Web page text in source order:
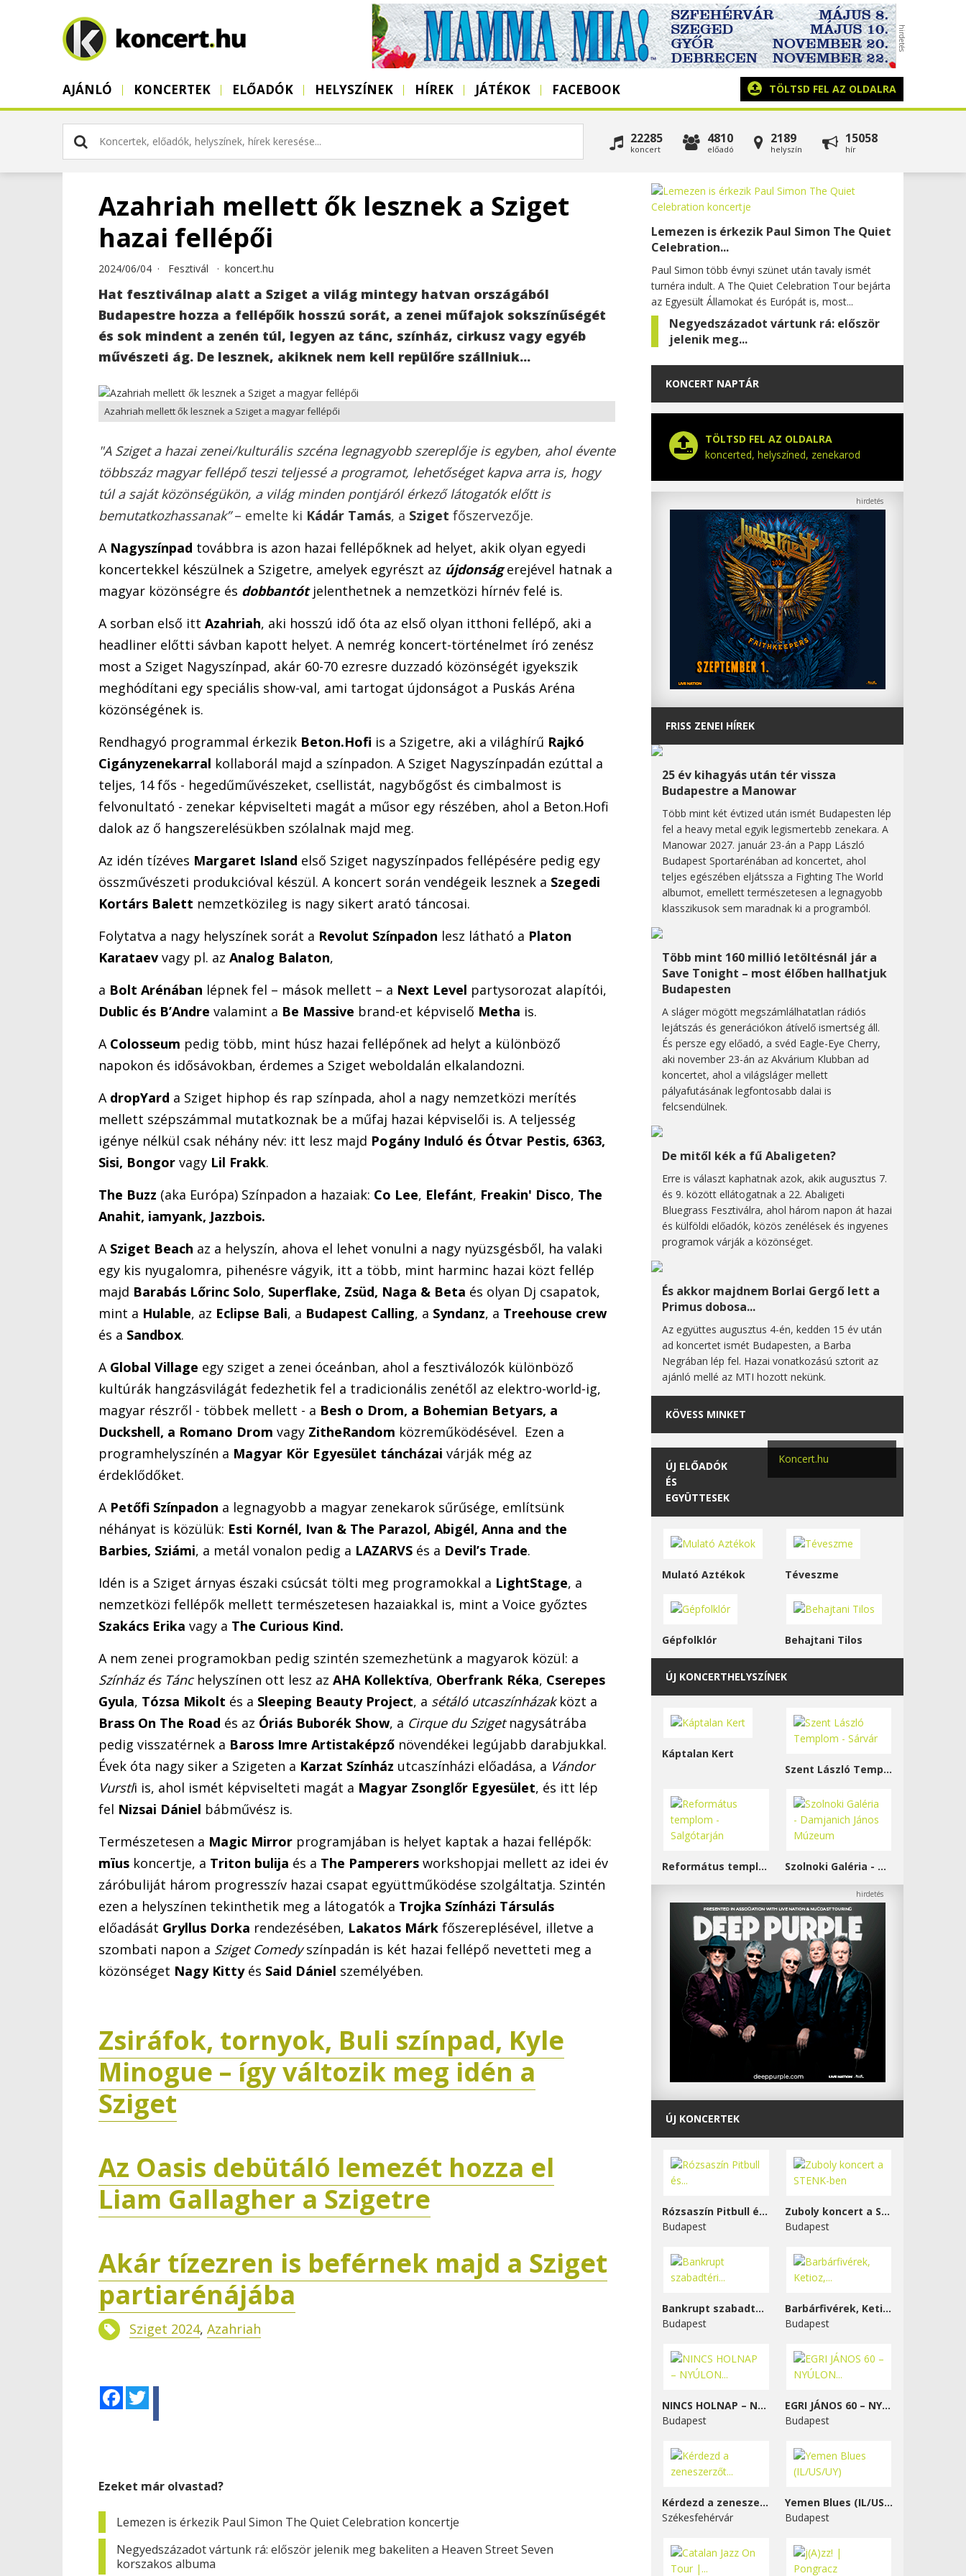
AJÁNLÓ KONCERTEK ELŐADÓK HELYSZÍNEK HÍREK JÁTÉKOK FACEBOOK TÖLTSD FEL AZ OLDALRA
22285
koncert
4810
előadó
2189
helyszín
15058
hír
Azahriah mellett ők lesznek a Sziget
hazai fellépői
2024/06/04 · Fesztivál · koncert.hu
Hat fesztiválnap alatt a Sziget a világ mintegy hatvan országából
Budapestre hozza a fellépőik hosszú sorát, a zenei műfajok sokszínűségét
és sok mindent a zenén túl, legyen az tánc, színház, cirkusz vagy egyéb
művészeti ág. De lesznek, akiknek nem kell repülőre szállniuk...
Azahriah mellett ők lesznek a Sziget a magyar fellépői
"A Sziget a hazai zenei/kulturális szcéna legnagyobb szereplője is egyben, ahol évente
többszáz magyar fellépő teszi teljessé a programot, lehetőséget kapva arra is, hogy
túl a saját közönségükön, a világ minden pontjáról érkező látogatók előtt is
bemutatkozhassanak”– emelte ki Kádár Tamás, a Sziget főszervezője.
A Nagyszínpad továbbra is azon hazai fellépőknek ad helyet, akik olyan egyedi
koncertekkel készülnek a Szigetre, amelyek egyrészt az újdonságerejével hatnak a
magyar közönségre és dobbantótjelenthetnek a nemzetközi hírnév felé is.
A sorban első itt Azahriah, aki hosszú idő óta az első olyan itthoni fellépő, aki a
headliner előtti sávban kapott helyet. A nemrég koncert-történelmet író zenész
most a Sziget Nagyszínpad, akár 60-70 ezresre duzzadó közönségét igyekszik
meghódítani egy speciális show-val, ami tartogat újdonságot a Puskás Aréna
közönségének is.
Rendhagyó programmal érkezik Beton.Hofi is a Szigetre, aki a világhírű Rajkó
Cigányzenekarral kollaborál majd a színpadon. A Sziget Nagyszínpadán ezúttal a
teljes, 14 fős - hegedűművészeket, csellistát, nagybőgőst és cimbalmost is
felvonultató - zenekar képviselteti magát a műsor egy részében, ahol a Beton.Hofi
dalok az ő hangszerelésükben szólalnak majd meg.
Az idén tízéves Margaret Island első Sziget nagyszínpados fellépésére pedig egy
összművészeti produkcióval készül. A koncert során vendégeik lesznek a Szegedi
Kortárs Balett nemzetközileg is nagy sikert arató táncosai.
Folytatva a nagy helyszínek sorát a Revolut Színpadon lesz látható a Platon
Karataev vagy pl. az Analog Balaton,
a Bolt Arénában lépnek fel – mások mellett – a Next Level partysorozat alapítói,
Dublic és B’Andre valamint a Be Massive brand-et képviselő Metha is.
A Colosseum pedig több, mint húsz hazai fellépőnek ad helyt a különböző
napokon és idősávokban, érdemes a Sziget weboldalán elkalandozni.
A dropYard a Sziget hiphop és rap színpada, ahol a nagy nemzetközi merítés
mellett szépszámmal mutatkoznak be a műfaj hazai képviselői is. A teljesség
igénye nélkül csak néhány név: itt lesz majd Pogány Induló és Ótvar Pestis, 6363,
Sisi, Bongor vagy Lil Frakk.
The Buzz (aka Európa) Színpadon a hazaiak: Co Lee, Elefánt, Freakin' Disco, The
Anahit, iamyank, Jazzbois.
A Sziget Beach az a helyszín, ahova el lehet vonulni a nagy nyüzsgésből, ha valaki
egy kis nyugalomra, pihenésre vágyik, itt a több, mint harminc hazai közt fellép
majd Barabás Lőrinc Solo, Superflake, Zsüd, Naga & Beta és olyan Dj csapatok,
mint a Hulable, az Eclipse Bali, a Budapest Calling, a Syndanz, a Treehouse crew
és a Sandbox.
A Global Village egy sziget a zenei óceánban, ahol a fesztiválozók különböző
kultúrák hangzásvilágát fedezhetik fel a tradicionális zenétől az elektro-world-ig,
magyar részről - többek mellett - a Besh o Drom, a Bohemian Betyars, a
Duckshell, a Romano Drom vagy ZitheRandom közreműködésével. Ezen a
programhelyszínén a Magyar Kör Egyesület táncházai várják még az
érdeklődőket.
A Petőfi Színpadon a legnagyobb a magyar zenekarok sűrűsége, említsünk
néhányat is közülük: Esti Kornél, Ivan & The Parazol, Abigél, Anna and the
Barbies, Sziámi, a metál vonalon pedig a LAZARVS és a Devil’s Trade.
Idén is a Sziget árnyas északi csúcsát tölti meg programokkal a LightStage, a
nemzetközi fellépők mellett természetesen hazaiakkal is, mint a Voice győztes
Szakács Erika vagy a The Curious Kind.
A nem zenei programokban pedig szintén szemezhetünk a magyarok közül: a
Színház és Tánchelyszínen ott lesz az AHA Kollektíva, Oberfrank Réka, Cserepes
Gyula, Tózsa Mikolt és a Sleeping Beauty Project, a sétáló utcaszínházakközt a
Brass On The Road és az Óriás Buborék Show, a Cirque du Szigetnagysátrába
pedig visszatérnek a Baross Imre Artistaképző növendékei legújabb darabjukkal.
Évek óta nagy siker a Szigeten a Karzat Színház utcaszínházi előadása, a Vándor
Vurstli is, ahol ismét képviselteti magát a Magyar Zsonglőr Egyesület, és itt lép
fel Nizsai Dániel bábművész is.
Természetesen a Magic Mirror programjában is helyet kaptak a hazai fellépők:
mïus koncertje, a Triton bulija és a The Pamperers workshopjai mellett az idei év
záróbuliját három progresszív hazai csapat együttműködése szolgáltatja. Szintén
ezen a helyszínen tekinthetik meg a látogatók a Trojka Színházi Társulás
előadását Gryllus Dorka rendezésében, Lakatos Márk főszereplésével, illetve a
szombati napon a Sziget Comedyszínpadán is két hazai fellépő nevetteti meg a
közönséget Nagy Kitty és Said Dániel személyében.
Zsiráfok, tornyok, Buli színpad, Kyle
Minogue – így változik meg idén a
Sziget
Az Oasis debütáló lemezét hozza el
Liam Gallagher a Szigetre
Akár tízezren is beférnek majd a Sziget
partiarénájába
Sziget 2024, Azahriah
Facebook
Ezeket már olvastad?
Lemezen is érkezik Paul Simon The Quiet Celebration koncertje
Negyedszázadot vártunk rá: először jelenik meg bakeliten a Heaven Street Seven
korszakos albuma
Lemezen is érkezik Paul Simon The Quiet
Celebration...
Paul Simon több évnyi szünet után tavaly ismét
turnéra indult. A The Quiet Celebration Tour bejárta
az Egyesült Államokat és Európát is, most...
Negyedszázadot vártunk rá: először
jelenik meg...
KONCERT NAPTÁR
TÖLTSD FEL AZ OLDALRA
koncerted, helyszíned, zenekarod
FRISS ZENEI HÍREK
25 év kihagyás után tér vissza
Budapestre a Manowar
Több mint két évtized után ismét Budapesten lép
fel a heavy metal egyik legismertebb zenekara. A
Manowar 2027. január 23-án a Papp László
Budapest Sportarénában ad koncertet, ahol
teljes egészében eljátssza a Fighting The World
albumot, emellett természetesen a legnagyobb
klasszikusok sem maradnak ki a programból.
Több mint 160 millió letöltésnál jár a
Save Tonight – most élőben hallhatjuk
Budapesten
A sláger mögött megszámlálhatatlan rádiós
lejátszás és generációkon átívelő ismertség áll.
És persze egy előadó, a svéd Eagle-Eye Cherry,
aki november 23-án az Akvárium Klubban ad
koncertet, ahol a világsláger mellett
pályafutásának legfontosabb dalai is
felcsendülnek.
De mitől kék a fű Abaligeten?
Erre is választ kaphatnak azok, akik augusztus 7.
és 9. között ellátogatnak a 22. Abaligeti
Bluegrass Fesztiválra, ahol három napon át hazai
és külföldi előadók, közös zenélések és ingyenes
programok várják a közönséget.
És akkor majdnem Borlai Gergő lett a
Primus dobosa...
Az együttes augusztus 4-én, kedden 15 év után
ad koncertet ismét Budapesten, a Barba
Negrában lép fel. Hazai vonatkozású sztorit az
ajánló mellé az MTI hozott nekünk.
KÖVESS MINKET
Koncert.hu
ÚJ ELŐADÓK
ÉS
EGYÜTTESEK
Mulató Aztékok Téveszme
Gépfolklór Behajtani Tilos
ÚJ KONCERTHELYSZÍNEK
Káptalan Kert
Szent László Templom - Sárvár
Református templom - Salgótarján Szolnoki Galéria - Damjanich János Múzeum
ÚJ KONCERTEK
Rózsaszín Pitbull és...
Budapest
Zuboly koncert a STENK-ben
Budapest
Bankrupt szabadtéri...
Budapest
Barbárfivérek, Ketioz,...
Budapest
NINCS HOLNAP – NYÚLON...
Budapest
EGRI JÁNOS 60 – NYÚLON...
Budapest
Kérdezd a zeneszerzőt...
Székesfehérvár
Yemen Blues (IL/US/UY)
Budapest